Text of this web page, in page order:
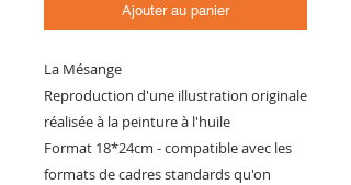
Ajouter au panier
La Mésange
Reproduction d'une illustration originale
réalisée à la peinture à l'huile
Format 18*24cm - compatible avec les
formats de cadres standards qu'on